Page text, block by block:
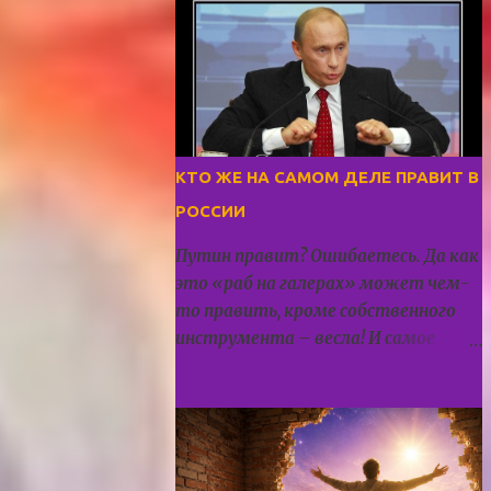
КТО ЖЕ НА САМОМ ДЕЛЕ ПРАВИТ В
РОССИИ
Путин правит? Ошибаетесь. Да как
это «раб на галерах» может чем-
то править, кроме собственного
инструмента – весла! И самое
гребец на лодочке, этот гребец
прикован цепью к этой самой
галере. И что ещё более важно: